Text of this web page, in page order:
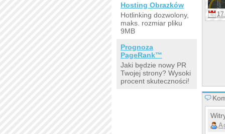
17
Hosting Obrazków
Hotlinking dozwolony,
maks. rozmiar pliku
9MB
Prognoza
PageRank™
Jaki będzie nowy PR
Twojej strony? Wysoki
procent skuteczności!